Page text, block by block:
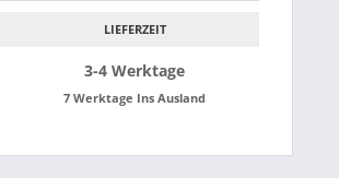
LIEFERZEIT
3-4 Werktage
7 Werktage Ins Ausland